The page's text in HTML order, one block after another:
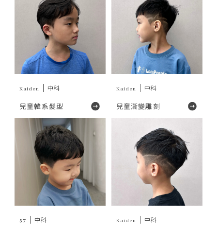
Kaiden 中科
兒童韓系髮型
Kaiden 中科
兒童漸變雕刻
57 中科 Kaiden 中科